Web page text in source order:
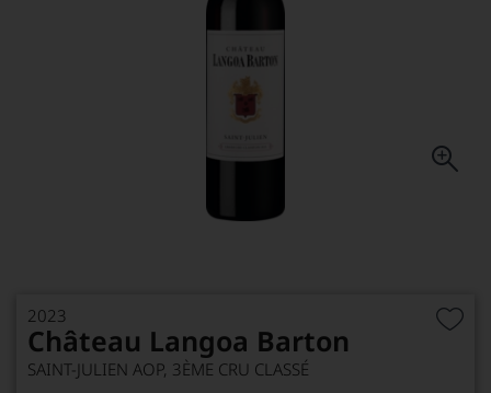
2023
Château Langoa Barton
SAINT-JULIEN AOP, 3ÈME CRU CLASSÉ